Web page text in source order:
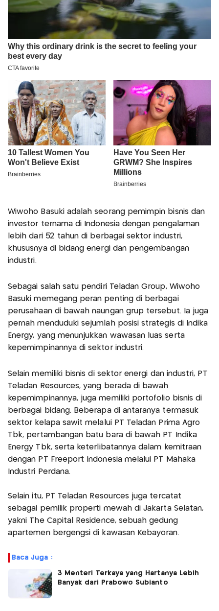
Wiwoho Basuki adalah seorang pemimpin bisnis dan
investor ternama di Indonesia dengan pengalaman
lebih dari 52 tahun di berbagai sektor industri,
khususnya di bidang energi dan pengembangan
industri.
Sebagai salah satu pendiri Teladan Group, Wiwoho
Basuki memegang peran penting di berbagai
perusahaan di bawah naungan grup tersebut. Ia juga
pernah menduduki sejumlah posisi strategis di Indika
Energy, yang menunjukkan wawasan luas serta
kepemimpinannya di sektor industri.
Selain memiliki bisnis di sektor energi dan industri, PT
Teladan Resources, yang berada di bawah
kepemimpinannya, juga memiliki portofolio bisnis di
berbagai bidang. Beberapa di antaranya termasuk
sektor kelapa sawit melalui PT Teladan Prima Agro
Tbk, pertambangan batu bara di bawah PT Indika
Energy Tbk, serta keterlibatannya dalam kemitraan
dengan PT Freeport Indonesia melalui PT Mahaka
Industri Perdana.
Selain itu, PT Teladan Resources juga tercatat
sebagai pemilik properti mewah di Jakarta Selatan,
yakni The Capital Residence, sebuah gedung
apartemen bergengsi di kawasan Kebayoran.
Baca Juga :
3 Menteri Terkaya yang Hartanya Lebih
Banyak dari Prabowo Subianto